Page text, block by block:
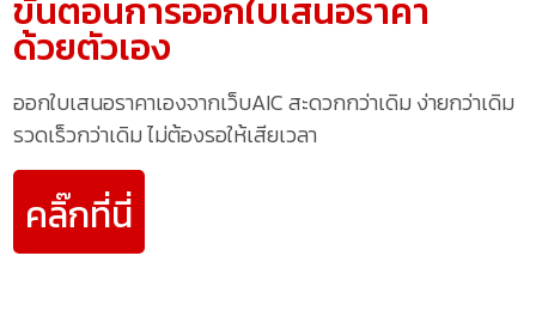
ขั้นตอนการออกใบเสนอราคา
ด้วยตัวเอง
ออกใบเสนอราคาเองจากเว็บAIC สะดวกกว่าเดิม ง่ายกว่าเดิม
รวดเร็วกว่าเดิม ไม่ต้องรอให้เสียเวลา
คลิ๊กที่นี่